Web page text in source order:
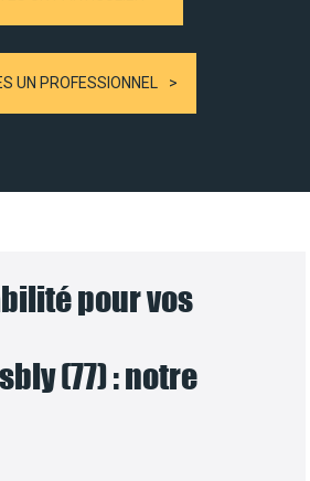
UN PROFESSIONNEL
pour vos
(77) : notre